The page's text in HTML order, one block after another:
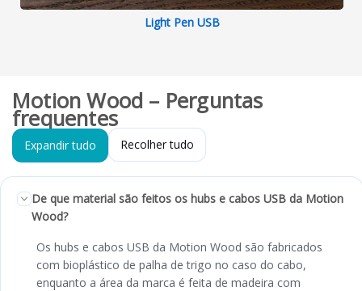
Light Pen USB
Motion Wood – Perguntas
frequentes
Expandir tudo Recolher tudo
De que material são feitos os hubs e cabos USB da Motion
Wood?
Os hubs e cabos USB da Motion Wood são fabricados
com bioplástico de palha de trigo no caso do cabo,
enquanto a área da marca é feita de madeira com